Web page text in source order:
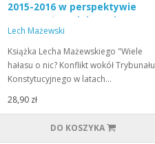
2015-2016 w perspektywie
rozważań modelowych
Lech Mażewski
Książka Lecha Mażewskiego "Wiele
hałasu o nic? Konflikt wokół Trybunału
Konstytucyjnego w latach…
28,90 zł
DO KOSZYKA